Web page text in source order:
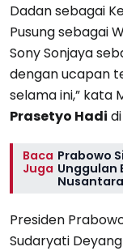
Dadan sebagai
Pusung sebagai
Sony Sonjaya
dengan ucapan
selama ini,” kata
Prasetyo Hadi
Baca
Juga
Prabowo
Unggulan
Nusantara
Presiden
Sudaryati